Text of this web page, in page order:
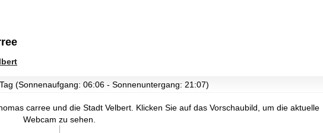
(Sonnenaufgang: 06:06 - Sonnenuntergang: 21:07)
carree und die Stadt Velbert. Klicken Sie auf das Vorschaubild, um die aktuelle
Webcam zu sehen.
00:50